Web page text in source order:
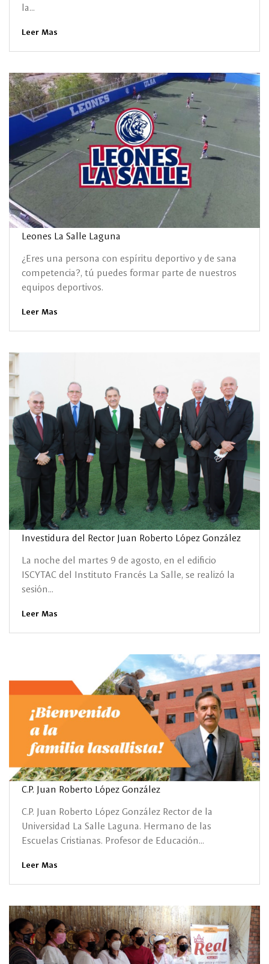
la...
Leer Mas
Leones La Salle Laguna
¿Eres una persona con espíritu deportivo y de sana
competencia?, tú puedes formar parte de nuestros
equipos deportivos.
Leer Mas
Investidura del Rector Juan Roberto López González
La noche del martes 9 de agosto, en el edificio
ISCYTAC del Instituto Francés La Salle, se realizó la
sesión...
Leer Mas
C.P. Juan Roberto López González
C.P. Juan Roberto López González Rector de la
Universidad La Salle Laguna. Hermano de las
Escuelas Cristianas. Profesor de Educación...
Leer Mas